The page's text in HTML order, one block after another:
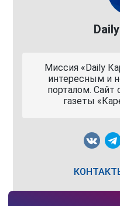
Миссия «Daily
интересным и
порталом. Сайт
газеты